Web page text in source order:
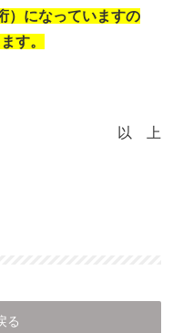
）になっていますの
す。
以 上
る